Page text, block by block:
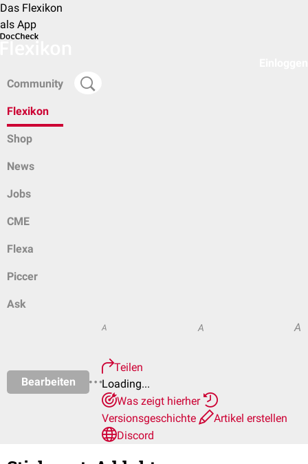
Das Flexikon
als App
Community
Flexikon
Shop
News
Jobs
CME
Flexa
Piccer
Ask
Bearbeiten
A A A
Teilen
Loading...
Was zeigt hierher
Versionsgeschichte
Artikel erstellen
Discord